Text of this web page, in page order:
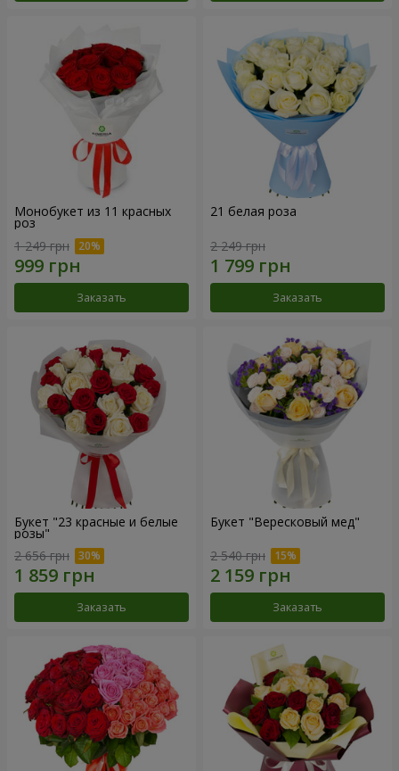
Монобукет из 11 красных
роз
1 249 грн
Заказать
21 белая роза
2 249 грн
Заказать
Букет "23 красные и белые
розы"
2 656 грн
Заказать
Букет "Вересковый мед"
2 540 грн
Заказать